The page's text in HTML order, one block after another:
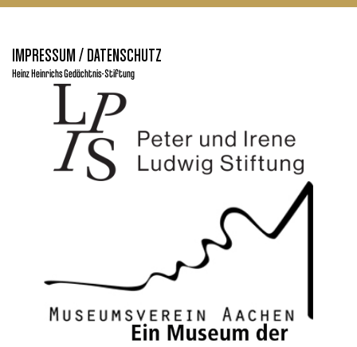
IMPRESSUM / DATENSCHUTZ
Heinz Heinrichs Gedächtnis-Stiftung